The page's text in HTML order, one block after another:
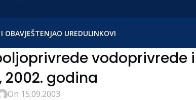
OBAVJEŠTENJAO UREDULINKOVI
vodoprivrede i
godina
On 15.09.2003